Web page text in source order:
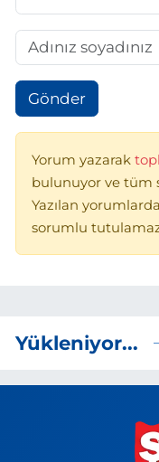
Gönder
Yorum yazarak
bulunuyor ve tüm
Yazılan
sorumlu
Yükleniyor...